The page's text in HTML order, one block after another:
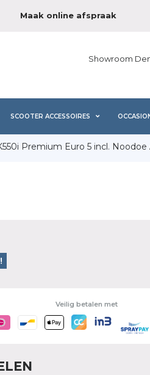
Maak online afspraak
Showroom
SCOOTER ACCESSOIRES
Premium Euro 5 incl. Noodoe
Veilig betalen met